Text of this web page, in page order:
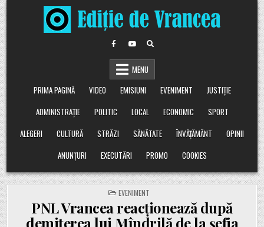
Skip
to
content
MENU
PRIMA PAGINĂ
VIDEO EMISIUNI EVENIMENT
JUSTIȚIE
ADMINISTRAȚIE
POLITIC LOCAL ECONOMIC
SPORT
ALEGERI
CULTURĂ STRĂZI SĂNĂTATE ÎNVĂȚĂMÂNT
OPINII
ANUNȚURI
EXECUTĂRI PROMO COOKIES
POSTED
IN
EVENIMENT
PNL Vrancea reacționează după
demiterea lui Mîndrilă de la șefia